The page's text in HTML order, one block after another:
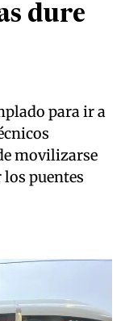
dure
para ir a
movilizarse
puentes